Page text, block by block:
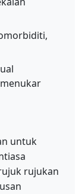
untuk
rujukan